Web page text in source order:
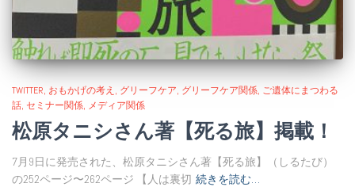
TWITTER おもかげの考え グリーフケア グリーフケア関係 ご遺体にまつわる
話 セミナー関係 メディア関係
松原タニシさん著【死る旅】掲載！
7月9日に発売された、松原タニシさん著【死る旅】（しるたび）
の252ページ〜262ページ 【人は裏切 続きを読む…